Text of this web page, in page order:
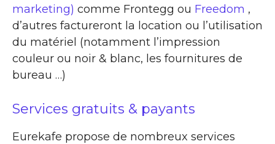
marketing) comme Frontegg ou Freedom ,
d’autres factureront la location ou l’utilisation
du matériel (notamment l’impression
couleur ou noir & blanc, les fournitures de
bureau …)
Services gratuits & payants
Eurekafe propose de nombreux services